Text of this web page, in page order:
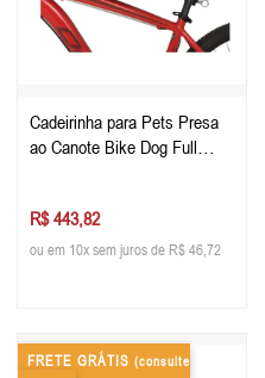
Cadeirinha para Pets Presa
ao Canote Bike Dog Full
R$ 443,82
ou em 10x sem juros de R$ 46,72
FRETE GRÁTIS (consulte